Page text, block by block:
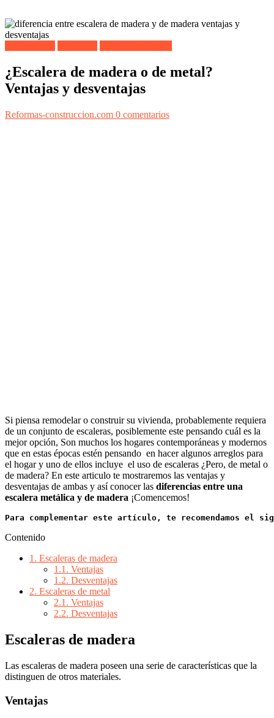
¿Escalera de madera o de metal?
Ventajas y desventajas
Reformas-construccion.com 0 comentarios
Si piensa remodelar o construir su vivienda, probablemente requiera
de un conjunto de escaleras, posiblemente este pensando cuál es la
mejor opción, Son muchos los hogares contemporáneas y modernos
que en estas épocas estén pensando en hacer algunos arreglos para
el hogar y uno de ellos incluye el uso de escaleras ¿Pero, de metal o
de madera? En este articulo te mostraremos las ventajas y
desventajas de ambas y así conocer las diferencias entre una
escalera metálica y de madera ¡Comencemos!
Para complementar este artículo, te recomendamos el
Contenido
1. Escaleras de madera
1.1. Ventajas
1.2. Desventajas
2. Escaleras de metal
2.1. Ventajas
2.2. Desventajas
Escaleras de madera
Las escaleras de madera poseen una serie de características que la
distinguen de otros materiales.
Ventajas